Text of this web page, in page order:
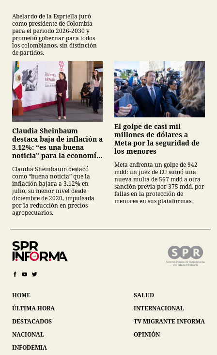
Abelardo de la Espriella juró
como presidente de Colombia
para el periodo 2026-2030 y
prometió gobernar para todos
los colombianos, sin distinción
de partidos.
Claudia Sheinbaum
destaca baja de inflación a
3.12%: “es una buena
noticia” para la economía
Claudia Sheinbaum destacó
como “buena noticia” que la
inflación bajara a 3.12% en
julio, su menor nivel desde
diciembre de 2020, impulsada
por la reducción en precios
agropecuarios.
El golpe de casi mil
millones de dólares a
Meta por la seguridad de
los menores
Meta enfrenta un golpe de 942
mdd: un juez de EU sumó una
nueva multa de 567 mdd a otra
sanción previa por 375 mdd, por
fallas en la protección de
menores en sus plataformas.
HOME
ÚLTIMA HORA
DESTACADOS
NACIONAL
INFODEMIA
SALUD
INTERNACIONAL
TV MIGRANTE INFORMA
OPINIÓN